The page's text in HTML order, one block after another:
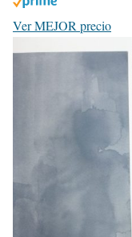
Ver MEJOR precio